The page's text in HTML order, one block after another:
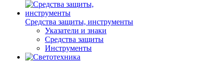
Средства защиты, инструменты
Указатели и знаки
Средства защиты
Инструменты